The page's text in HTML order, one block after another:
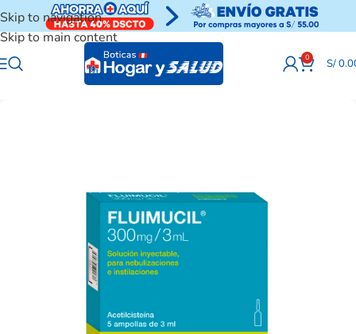
Skip to navigation
Skip to main content
0 S/